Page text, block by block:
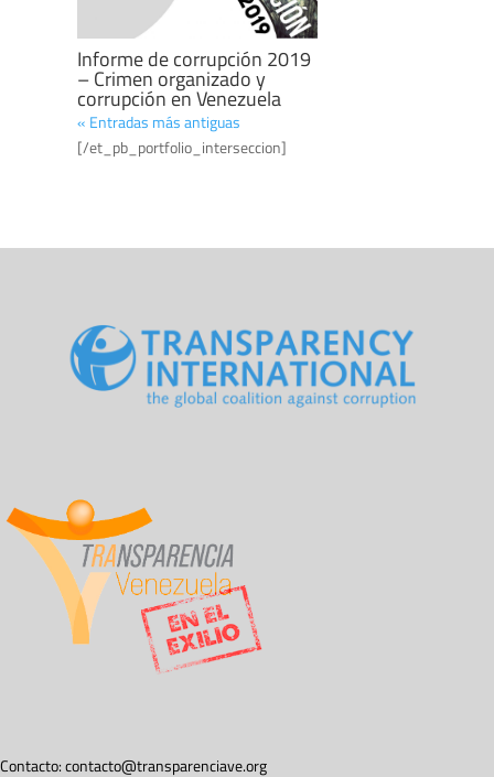
Informe de corrupción 2019
– Crimen organizado y
corrupción en Venezuela
« Entradas más antiguas
[/et_pb_portfolio_interseccion]
Contacto:contacto@transparenciave.org